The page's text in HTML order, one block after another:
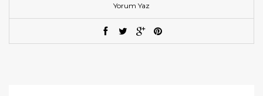
Yorum Yaz